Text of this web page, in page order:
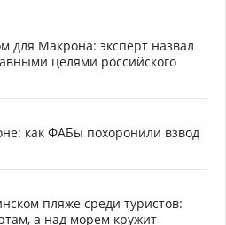
для Макрона: эксперт назвал
целями российского
как ФАБы похоронили взвод
пляже среди туристов:
а над морем кружит